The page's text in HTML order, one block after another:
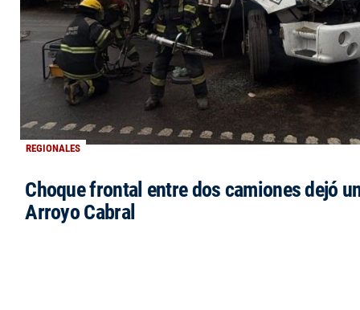
REGIONALES
Choque frontal entre dos camiones dejó
Arroyo Cabral